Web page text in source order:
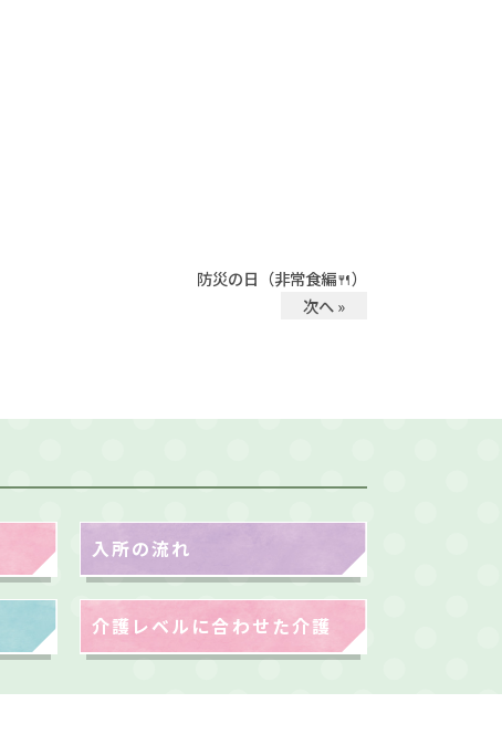
防災の日（非常食編🍴）
次へ »
入所の流れ
介護レベルに合わせた介護